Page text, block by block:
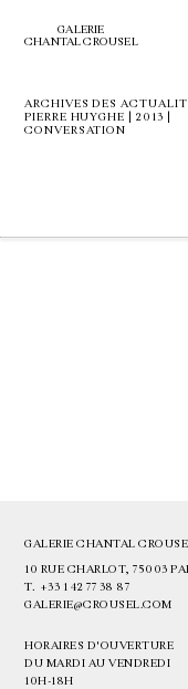
GALERIE
CHANTAL CROUSEL
ARCHIVES DES
PIERRE HUYGHE | 2013 |
CONVERSATION
GALERIE CHANTAL
10 RUE CHARLOT, 75003
T. +33 1 42 77 38 87
GALERIE@CROUSEL.COM
HORAIRES D'OUVERTURE
DU MARDI AU VENDREDI
10H-18H